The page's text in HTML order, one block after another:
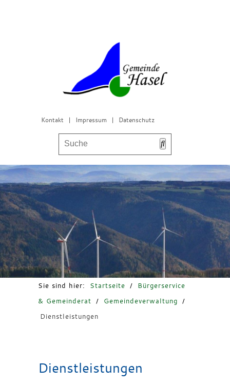
Kontakt | Impressum | Datenschutz
Bürgerservice & Gemeinderat
Leben in Hasel
Freizeit & Tourismus
Sie sind hier: Startseite /
Bürgerservice
& Gemeinderat
/ Gemeindeverwaltung
/
Dienstleistungen
Dienstleistungen